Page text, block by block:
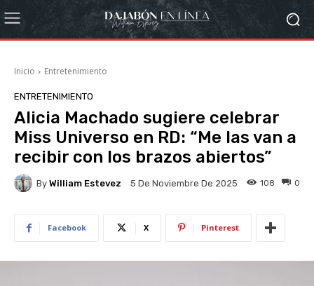
Inicio Entretenimiento
ENTRETENIMIENTO
Alicia Machado sugiere celebrar
Miss Universo en RD: “Me las van a
recibir con los brazos abiertos”
By William Estevez 5 De Noviembre De 2025 0
108
Facebook X Pinterest